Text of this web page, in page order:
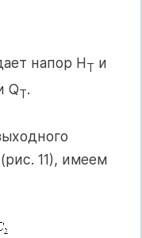
напор HT и
QT.
11), имеем